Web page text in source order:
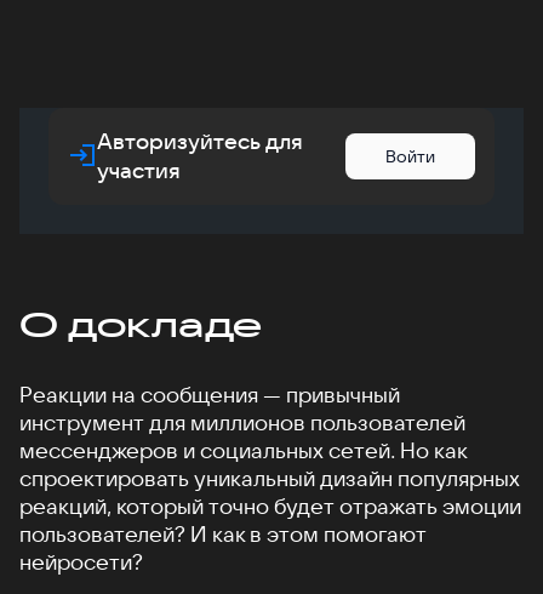
Авторизуйтесь для
участия
Войти
О докладе
Реакции на сообщения — привычный
инструмент для миллионов пользователей
мессенджеров и социальных сетей. Но как
спроектировать уникальный дизайн популярных
реакций, который точно будет отражать эмоции
пользователей? И как в этом помогают
нейросети?